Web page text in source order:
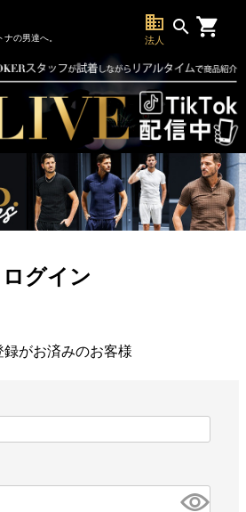
の男達へ。
business
法人
search
ログイン
がお済みのお客様